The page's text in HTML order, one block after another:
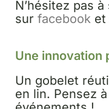
N’hésitez pas
sur facebook et
Une innovation
Un gobelet
en lin. Pensez